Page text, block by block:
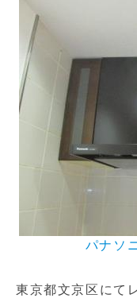
パナソ
東京都文京区にて